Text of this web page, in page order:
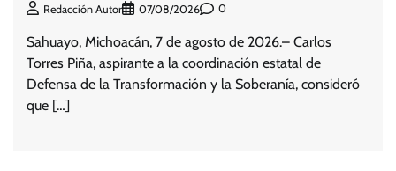
Redacción Autor 07/08/2026 0
Sahuayo, Michoacán, 7 de agosto de 2026.– Carlos
Torres Piña, aspirante a la coordinación estatal de
Defensa de la Transformación y la Soberanía, consideró
que […]